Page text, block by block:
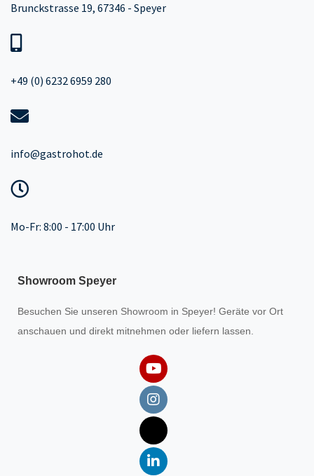
Brunckstrasse 19, 67346 - Speyer
+49 (0) 6232 6959 280
info@gastrohot.de
Mo-Fr: 8:00 - 17:00 Uhr
Showroom Speyer
Besuchen Sie unseren Showroom in Speyer! Geräte vor Ort
anschauen und direkt mitnehmen oder liefern lassen.